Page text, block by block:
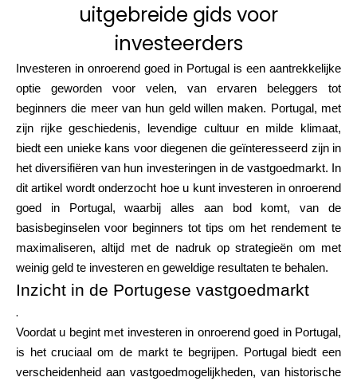
Merken Galerij
Merkselectie
Rekenmachines
Rondegeschiedenis
Blog
uitgebreide gids voor
investeerders
Investeren in onroerend goed in Portugal is een aantrekkelijke
optie geworden voor velen, van ervaren beleggers tot
beginners die meer van hun geld willen maken. Portugal, met
zijn rijke geschiedenis, levendige cultuur en milde klimaat,
biedt een unieke kans voor diegenen die geïnteresseerd zijn in
het diversifiëren van hun investeringen in de vastgoedmarkt. In
dit artikel wordt onderzocht hoe u kunt investeren in onroerend
goed in Portugal, waarbij alles aan bod komt, van de
basisbeginselen voor beginners tot tips om het rendement te
maximaliseren, altijd met de nadruk op strategieën om met
weinig geld te investeren en geweldige resultaten te behalen.
Inzicht in de Portugese vastgoedmarkt
.
Voordat u begint met investeren in onroerend goed in Portugal,
is het cruciaal om de markt te begrijpen. Portugal biedt een
verscheidenheid aan vastgoedmogelijkheden, van historische